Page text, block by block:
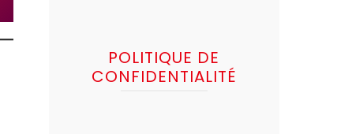
POLITIQUE DE
CONFIDENTIALITÉ